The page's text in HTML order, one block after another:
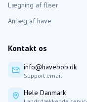
Lægning af fliser
Anlæg af have
Kontakt os
info@havebob.dk
Support email
Hele Danmark